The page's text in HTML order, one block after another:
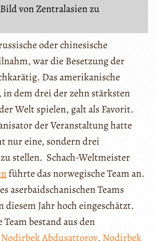
von Zentralasien zu
oder chinesische
war die Besetzung der
Das amerikanische
in dem drei der zehn stärksten
Welt spielen, galt als Favorit.
der Veranstaltung hatte
nur eine, sondern drei
stellen. Schach-Weltmeister
führte das norwegische Team an.
aserbaidschanischen Teams
diesem Jahr hoch eingeschätzt.
Team bestand aus den
Nodirbek Abdusattorov, Nodirbek